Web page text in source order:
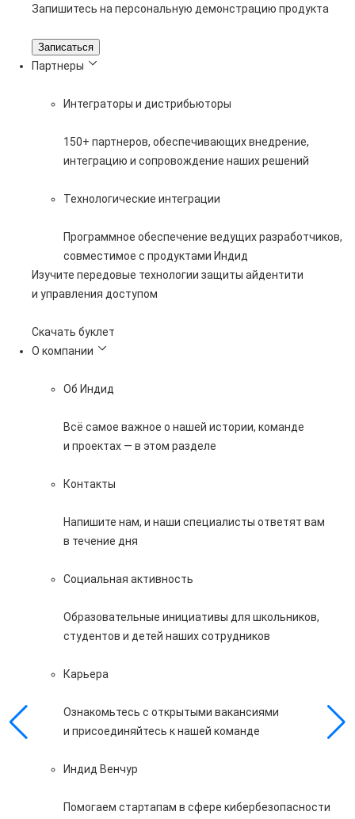
Запишитесь на персональную демонстрацию продукта
Записаться
Партнеры
Интеграторы и дистрибьюторы
150+ партнеров, обеспечивающих внедрение,
интеграцию и сопровождение наших решений
Технологические интеграции
Программное обеспечение ведущих разработчиков,
совместимое с продуктами Индид
Изучите передовые технологии защиты айдентити
и управления доступом
Скачать буклет
О компании
Об Индид
Всё самое важное о нашей истории, команде
и проектах — в этом разделе
Контакты
Напишите нам, и наши специалисты ответят вам
в течение дня
Социальная активность
Образовательные инициативы для школьников,
студентов и детей наших сотрудников
Карьера
Ознакомьтесь с открытыми вакансиями
и присоединяйтесь к нашей команде
Индид Венчур
Помогаем стартапам в сфере кибербезопасности